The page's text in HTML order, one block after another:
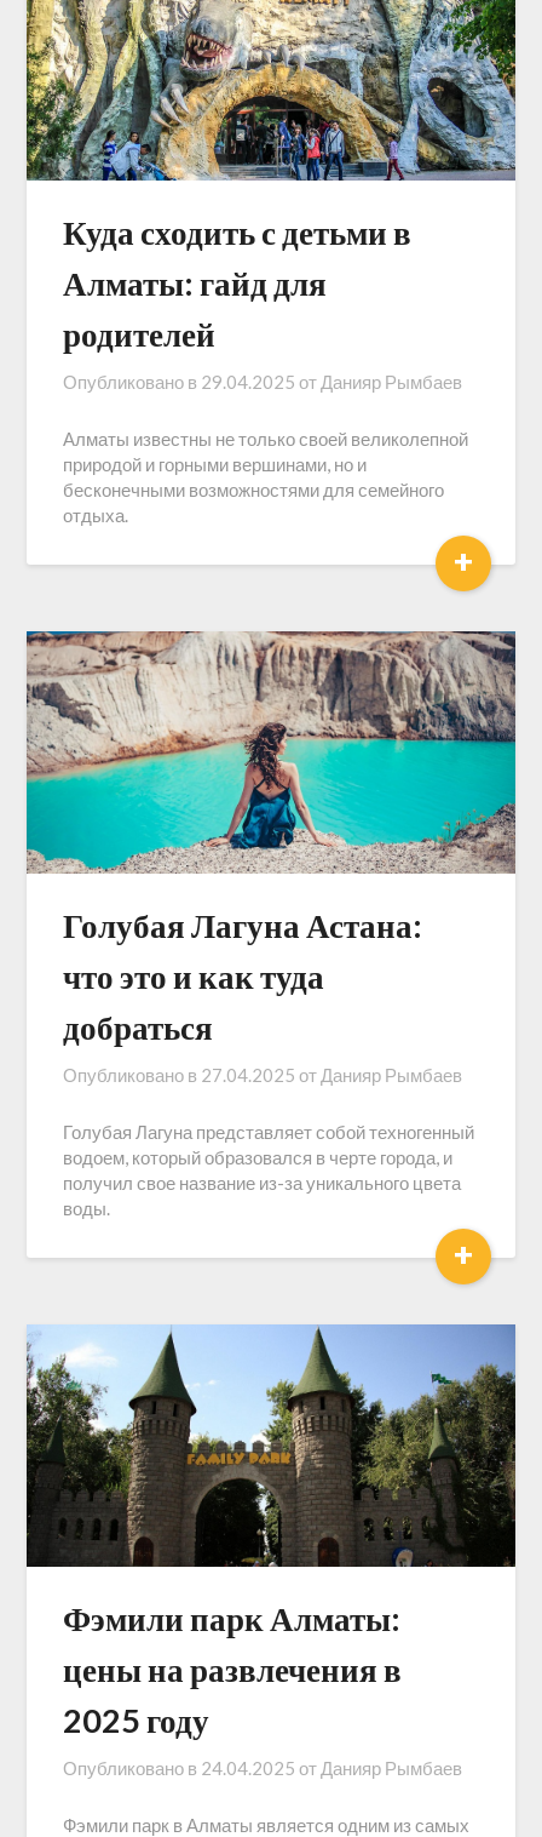
Куда сходить с детьми в
Алматы: гайд для
родителей
Опубликовано в 29.04.2025 от Данияр Рымбаев
Алматы известны не только своей великолепной
природой и горными вершинами, но и
бесконечными возможностями для семейного
отдыха.
+
Голубая Лагуна Астана:
что это и как туда
добраться
Опубликовано в 27.04.2025 от Данияр Рымбаев
Голубая Лагуна представляет собой техногенный
водоем, который образовался в черте города, и
получил свое название из-за уникального цвета
воды.
+
Фэмили парк Алматы:
цены на развлечения в
2025 году
Опубликовано в 24.04.2025 от Данияр Рымбаев
Фэмили парк в Алматы является одним из самых